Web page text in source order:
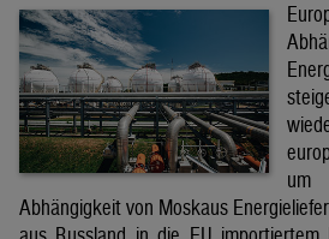
Abhängigkeit von Moskaus